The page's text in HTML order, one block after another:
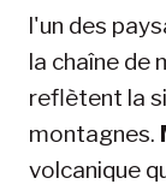
l'un des
la chaîne de
reflètent la
montagnes.
volcanique